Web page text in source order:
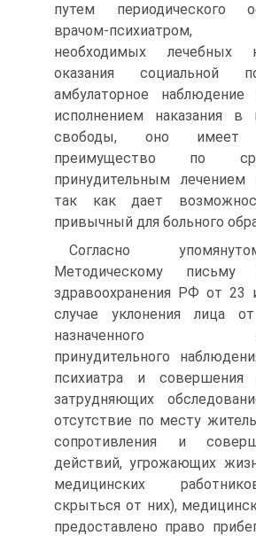
путем периодического
врачом-психиатром,
необходимых лечебных
оказания социальной
амбулаторное
исполнением наказания в
свободы, оно имеет
преимущество по
принудительным лечением
так как дает
привычный для больного
Согласно
Методическому письму
здравоохранения РФ от 23
случае уклонения лица
назначенного
принудительного
психиатра и совершения
затрудняющих
отсутствие по месту
сопротивления и
действий, угрожающих
медицинских
скрыться от них),
предоставлено право